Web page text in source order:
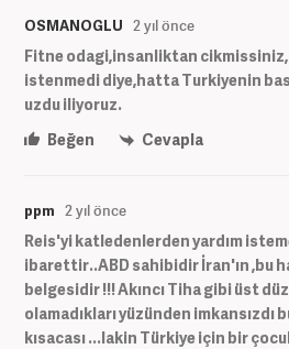
OSMANOGLU 2 yıl önce
Fitne odagi,insanliktan
istenmedi diye,hatta Turkiyenin
uzdu iliyoruz.
Beğen
Cevapla
ppm 2 yıl önce
Reis'yi katledenlerden yardım
ibarettir..ABD sahibidir İran'ın ,bu
belgesidir !!! Akıncı Tiha gibi üst
olamadıkları yüzünden imkansızdı
kısacası ...lakin Türkiye için bir